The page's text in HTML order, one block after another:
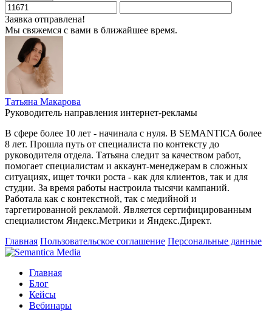
Заявка отправлена!
Мы свяжемся с вами в ближайшее время.
Татьяна Макарова
Руководитель направления интернет-рекламы
В сфере более 10 лет - начинала с нуля. В SEMANTICA более
8 лет. Прошла путь от специалиста по контексту до
руководителя отдела. Татьяна следит за качеством работ,
помогает специалистам и аккаунт-менеджерам в сложных
ситуациях, ищет точки роста - как для клиентов, так и для
студии. За время работы настроила тысячи кампаний.
Работала как с контекстной, так с медийной и
таргетированной рекламой. Является сертифицированным
специалистом Яндекс.Метрики и Яндекс.Директ.
Главная Пользовательское соглашение Персональные данные
Главная
Блог
Кейсы
Вебинары